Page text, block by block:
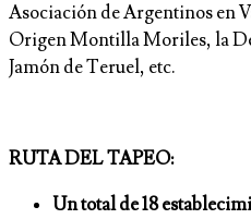
Asociación de Argentinos en
Origen Montilla Moriles, la
Jamón de Teruel, etc.
RUTA DEL TAPEO:
Un total de 18